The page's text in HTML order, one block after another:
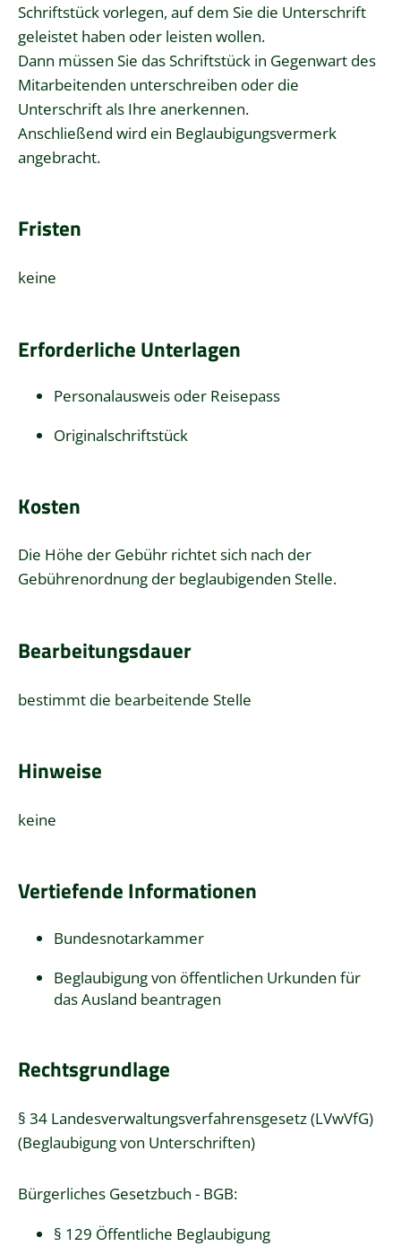
Schriftstück vorlegen, auf dem Sie die Unterschrift
geleistet haben oder leisten wollen.
Dann müssen Sie das Schriftstück in Gegenwart des
Mitarbeitenden unterschreiben oder die
Unterschrift als Ihre anerkennen.
Anschließend wird ein Beglaubigungsvermerk
angebracht.
Fristen
keine
Erforderliche Unterlagen
Personalausweis oder Reisepass
Originalschriftstück
Kosten
Die Höhe der Gebühr richtet sich nach der
Gebührenordnung der beglaubigenden Stelle.
Bearbeitungsdauer
bestimmt die bearbeitende Stelle
Hinweise
keine
Vertiefende Informationen
Bundesnotarkammer
Beglaubigung von öffentlichen Urkunden für
das Ausland beantragen
Rechtsgrundlage
§ 34 Landesverwaltungsverfahrensgesetz (LVwVfG)
(Beglaubigung von Unterschriften)
Bürgerliches Gesetzbuch - BGB:
§ 129 Öffentliche Beglaubigung